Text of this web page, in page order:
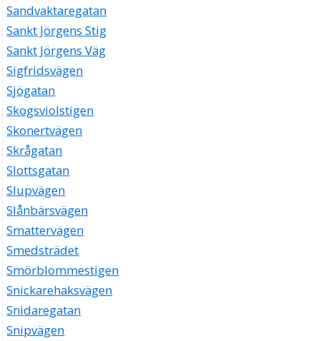
Sandvaktaregatan
Sankt Jörgens Stig
Sankt Jörgens Väg
Sigfridsvägen
Sjögatan
Skogsviolstigen
Skonertvägen
Skrågatan
Slottsgatan
Slupvägen
Slånbärsvägen
Smattervägen
Smedsträdet
Smörblommestigen
Snickarehaksvägen
Snidaregatan
Snipvägen